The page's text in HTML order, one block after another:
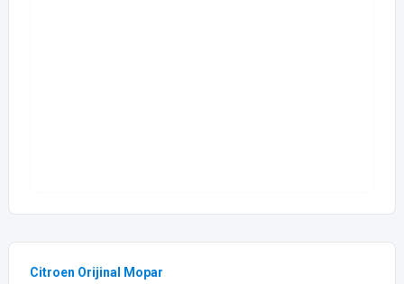
Citroen Orijinal Mopar